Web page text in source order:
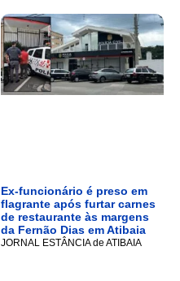
Ex-funcionário é preso em
flagrante após furtar carnes
de restaurante às margens
da Fernão Dias em Atibaia
JORNAL ESTÂNCIA de ATIBAIA